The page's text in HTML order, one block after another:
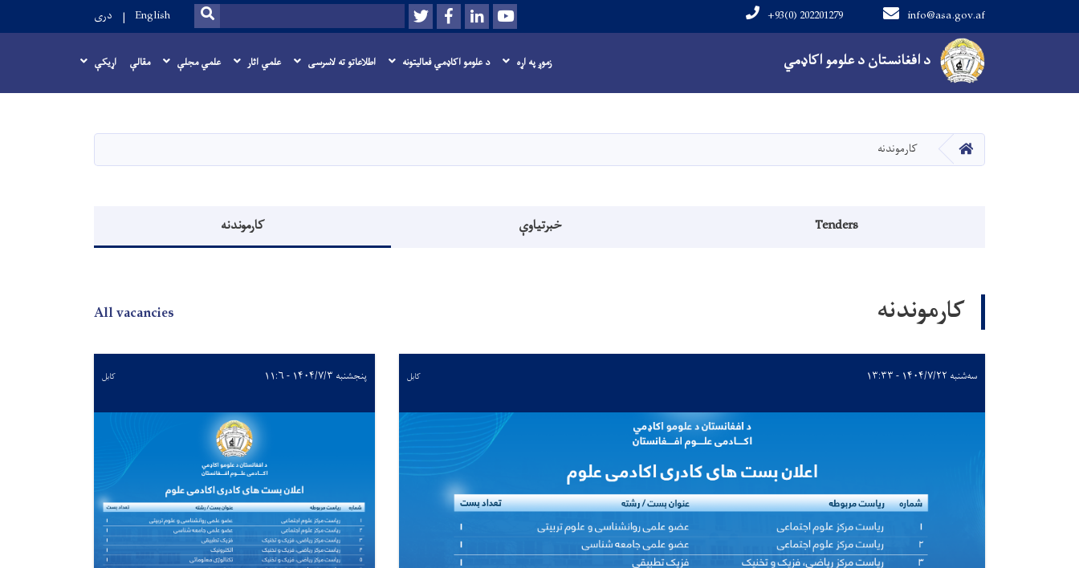
د افغانستان د علومو اکاډمي
info@asa.gov.af
+93(0) 202201279
Youtube
LinkedIn
Facebook
Twitter
لټون SEARCH
English دری
Main navigation
زموږ په اړه د علومو اکاډمي فعاليتونه اطلاعاتو ته لاسرسی علمي اثار علمي مجلې مقالې اړيکې
کور کارموندنه
Tenders خبرتیاوې کارموندنه
کارموندنه All vacancies
سه‌شنبه ۱۴۰۴/۷/۲۲ - ۱۳:۳۳ کابل پنجشنبه ۱۴۰۴/۷/۳ - ۱۱:۶ کابل